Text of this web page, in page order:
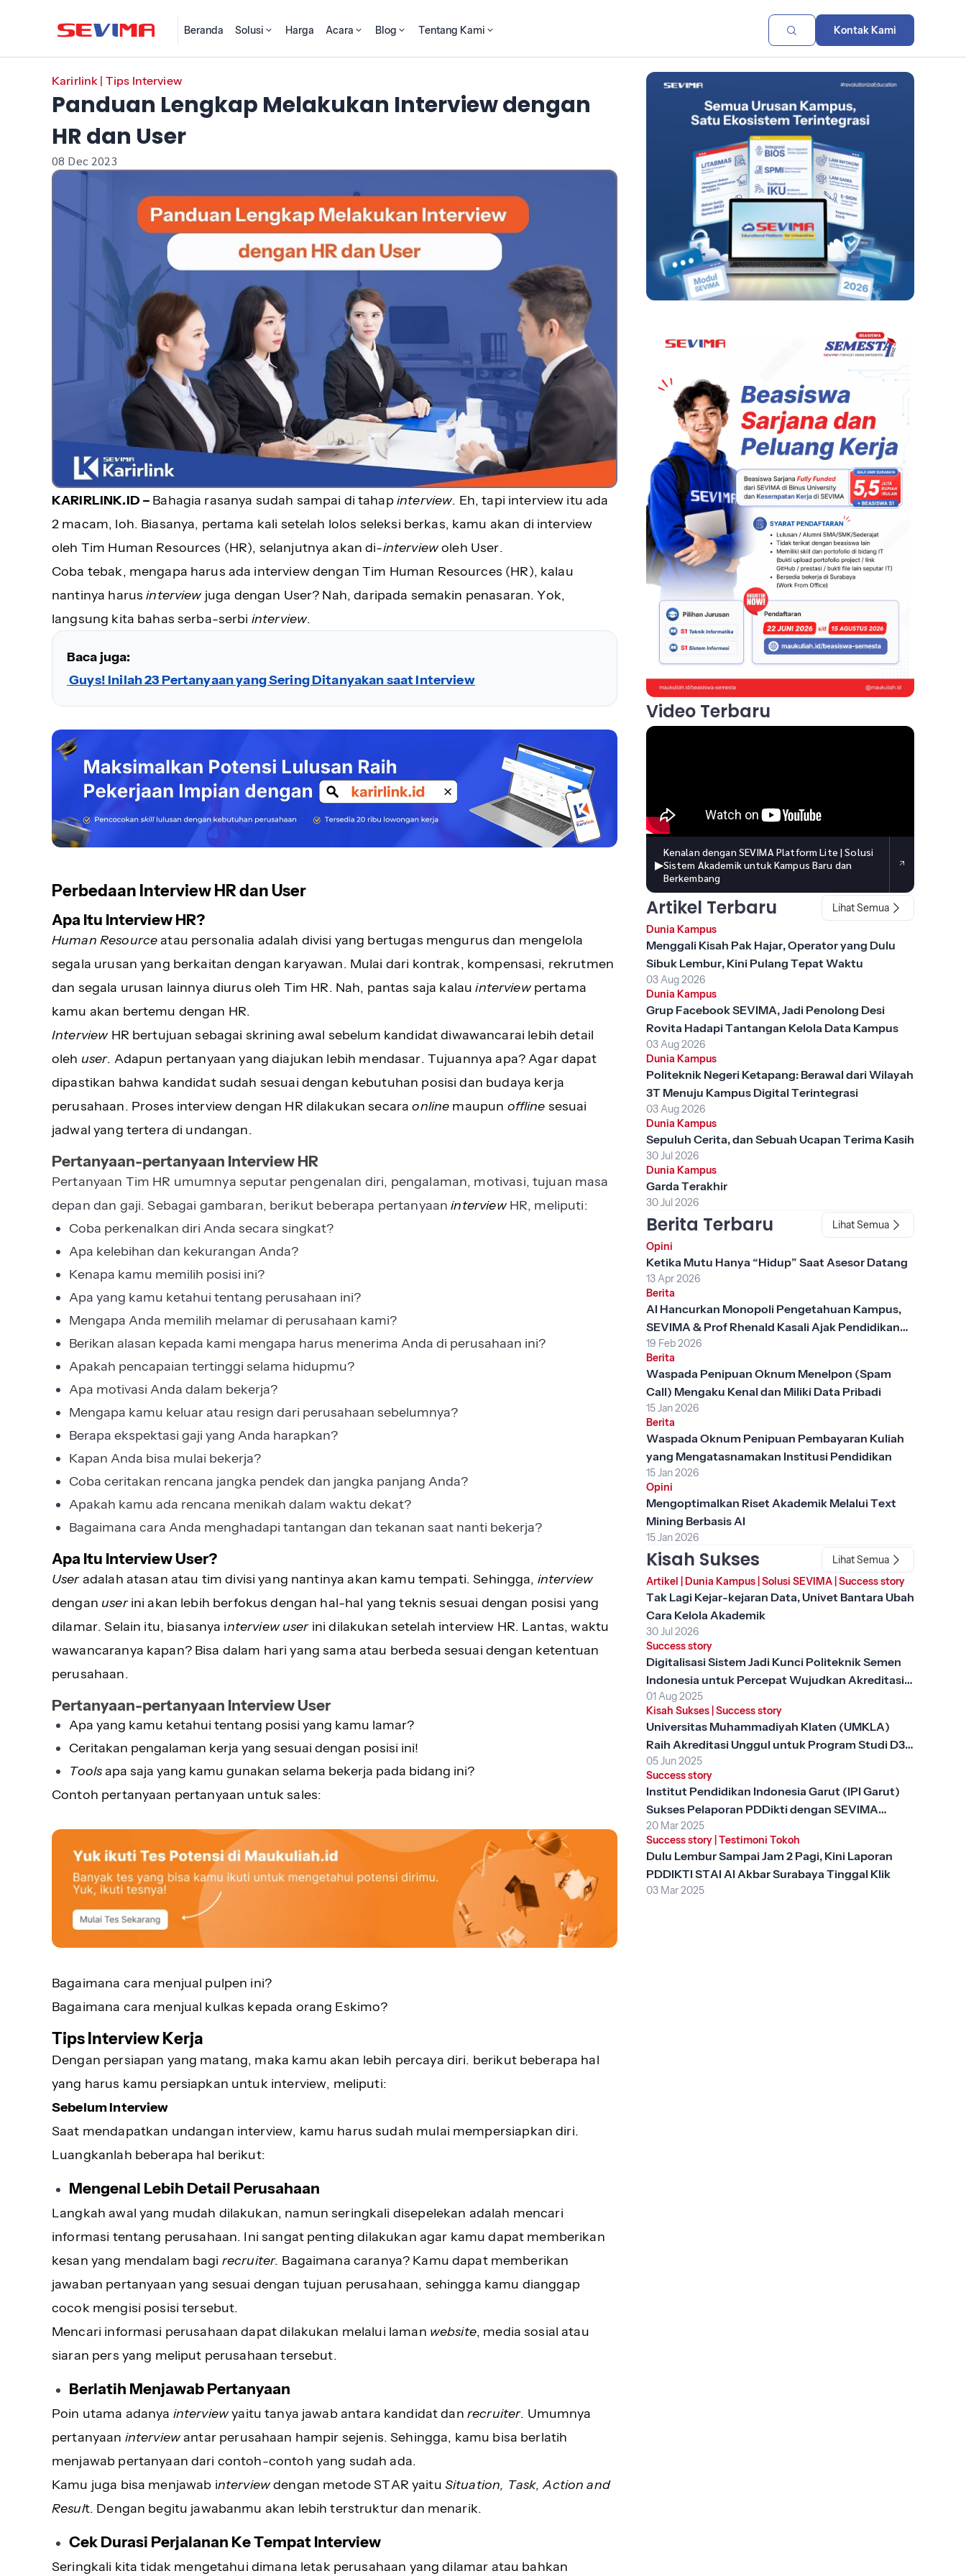
Beranda Solusi Harga Acara Blog Tentang Kami Kontak Kami
Karirlink | Tips Interview
Panduan Lengkap Melakukan Interview dengan
HR dan User
08 Dec 2023
KARIRLINK.ID – Bahagia rasanya sudah sampai di tahapinterview. Eh, tapi interview itu ada
2 macam, loh. Biasanya, pertama kali setelah lolos seleksi berkas, kamu akan di interview
oleh Tim Human Resources (HR), selanjutnya akan di-interviewoleh User.
Coba tebak, mengapa harus ada interview dengan Tim Human Resources (HR), kalau
nantinya harus interview juga dengan User? Nah, daripada semakin penasaran. Yok,
langsung kita bahas serba-serbi interview.
Baca juga:
Guys! Inilah 23 Pertanyaan yang Sering Ditanyakan saat Interview
Perbedaan Interview HR dan User
Apa Itu Interview HR?
Human Resourceatau personalia adalah divisi yang bertugas mengurus dan mengelola
segala urusan yang berkaitan dengan karyawan. Mulai dari kontrak, kompensasi, rekrutmen
dan segala urusan lainnya diurus oleh Tim HR. Nah, pantas saja kalau interviewpertama
kamu akan bertemu dengan HR.
Interview HR bertujuan sebagai skrining awal sebelum kandidat diwawancarai lebih detail
oleh user. Adapun pertanyaan yang diajukan lebih mendasar. Tujuannya apa? Agar dapat
dipastikan bahwa kandidat sudah sesuai dengan kebutuhan posisi dan budaya kerja
perusahaan. Proses interview dengan HR dilakukan secara online maupun offline sesuai
jadwal yang tertera di undangan.
Pertanyaan-pertanyaan Interview HR
Pertanyaan Tim HR umumnya seputar pengenalan diri, pengalaman, motivasi, tujuan masa
depan dan gaji. Sebagai gambaran, berikut beberapa pertanyaaninterviewHR, meliputi:
Coba perkenalkan diri Anda secara singkat?
Apa kelebihan dan kekurangan Anda?
Kenapa kamu memilih posisi ini?
Apa yang kamu ketahui tentang perusahaan ini?
Mengapa Anda memilih melamar di perusahaan kami?
Berikan alasan kepada kami mengapa harus menerima Anda di perusahaan ini?
Apakah pencapaian tertinggi selama hidupmu?
Apa motivasi Anda dalam bekerja?
Mengapa kamu keluar atau resign dari perusahaan sebelumnya?
Berapa ekspektasi gaji yang Anda harapkan?
Kapan Anda bisa mulai bekerja?
Coba ceritakan rencana jangka pendek dan jangka panjang Anda?
Apakah kamu ada rencana menikah dalam waktu dekat?
Bagaimana cara Anda menghadapi tantangan dan tekanan saat nanti bekerja?
Apa Itu Interview User?
Useradalah atasan atau tim divisi yang nantinya akan kamu tempati. Sehingga, interview
dengan userini akan lebih berfokus dengan hal-hal yang teknis sesuai dengan posisi yang
dilamar. Selain itu, biasanya interview userini dilakukan setelah interview HR. Lantas, waktu
wawancaranya kapan? Bisa dalam hari yang sama atau berbeda sesuai dengan ketentuan
perusahaan.
Pertanyaan-pertanyaan Interview User
Apa yang kamu ketahui tentang posisi yang kamu lamar?
Ceritakan pengalaman kerja yang sesuai dengan posisi ini!
Toolsapa saja yang kamu gunakan selama bekerja pada bidang ini?
Contoh pertanyaan pertanyaan untuk sales:
Bagaimana cara menjual pulpen ini?
Bagaimana cara menjual kulkas kepada orang Eskimo?
Tips Interview Kerja
Dengan persiapan yang matang, maka kamu akan lebih percaya diri. berikut beberapa hal
yang harus kamu persiapkan untuk interview, meliputi:
Sebelum Interview
Saat mendapatkan undangan interview, kamu harus sudah mulai mempersiapkan diri.
Luangkanlah beberapa hal berikut:
Mengenal Lebih Detail Perusahaan
Langkah awal yang mudah dilakukan, namun seringkali disepelekan adalah mencari
informasi tentang perusahaan. Ini sangat penting dilakukan agar kamu dapat memberikan
kesan yang mendalam bagi recruiter. Bagaimana caranya? Kamu dapat memberikan
jawaban pertanyaan yang sesuai dengan tujuan perusahaan, sehingga kamu dianggap
cocok mengisi posisi tersebut.
Mencari informasi perusahaan dapat dilakukan melalui laman website, media sosial atau
siaran pers yang meliput perusahaan tersebut.
Berlatih Menjawab Pertanyaan
Poin utama adanya interviewyaitu tanya jawab antara kandidat dan recruiter. Umumnya
pertanyaan interviewantar perusahaan hampir sejenis. Sehingga, kamu bisa berlatih
menjawab pertanyaan dari contoh-contoh yang sudah ada.
Kamu juga bisa menjawab interviewdengan metode STAR yaitu Situation, Task, Action and
Result. Dengan begitu jawabanmu akan lebih terstruktur dan menarik.
Cek Durasi Perjalanan Ke Tempat Interview
Seringkali kita tidak mengetahui dimana letak perusahaan yang dilamar atau bahkan
Video Terbaru
▶
Kenalan dengan SEVIMA Platform Lite | Solusi
Sistem Akademik untuk Kampus Baru dan
Berkembang
Artikel Terbaru
Lihat Semua
Dunia Kampus
Menggali Kisah Pak Hajar, Operator yang Dulu
Sibuk Lembur, Kini Pulang Tepat Waktu
03 Aug 2026
Dunia Kampus
Grup Facebook SEVIMA, Jadi Penolong Desi
Rovita Hadapi Tantangan Kelola Data Kampus
03 Aug 2026
Dunia Kampus
Politeknik Negeri Ketapang: Berawal dari Wilayah
3T Menuju Kampus Digital Terintegrasi
03 Aug 2026
Dunia Kampus
Sepuluh Cerita, dan Sebuah Ucapan Terima Kasih
30 Jul 2026
Dunia Kampus
Garda Terakhir
30 Jul 2026
Berita Terbaru
Lihat Semua
Opini
Ketika Mutu Hanya “Hidup” Saat Asesor Datang
13 Apr 2026
Berita
AI Hancurkan Monopoli Pengetahuan Kampus,
SEVIMA & Prof Rhenald Kasali Ajak Pendidikan
Tinggi Berubah
19 Feb 2026
Berita
Waspada Penipuan Oknum Menelpon (Spam
Call) Mengaku Kenal dan Miliki Data Pribadi
15 Jan 2026
Berita
Waspada Oknum Penipuan Pembayaran Kuliah
yang Mengatasnamakan Institusi Pendidikan
15 Jan 2026
Opini
Mengoptimalkan Riset Akademik Melalui Text
Mining Berbasis AI
15 Jan 2026
Kisah Sukses
Lihat Semua
Artikel Dunia Kampus| Solusi SEVIMA| Success story
Tak Lagi Kejar-kejaran Data, Univet Bantara Ubah
Cara Kelola Akademik
30 Jul 2026
Success story
Digitalisasi Sistem Jadi Kunci Politeknik Semen
Indonesia untuk Percepat Wujudkan Akreditasi
Unggul
01 Aug 2025
Kisah Sukses| Success story
Universitas Muhammadiyah Klaten (UMKLA)
Raih Akreditasi Unggul untuk Program Studi D3
Keperawatan dengan SEVIMA Platform
05 Jun 2025
Success story
Institut Pendidikan Indonesia Garut (IPI Garut)
Sukses Pelaporan PDDikti dengan SEVIMA
Platform
20 Mar 2025
Success story| Testimoni Tokoh
Dulu Lembur Sampai Jam 2 Pagi, Kini Laporan
PDDIKTI STAI Al Akbar Surabaya Tinggal Klik
03 Mar 2025